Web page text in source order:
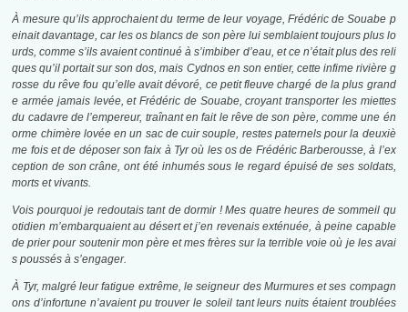
À mesure qu’ils approchaient du terme de leur voyage, Frédéric de Souabe p
einait davantage, car les os blancs de son père lui semblaient toujours plus lo
urds, comme s’ils avaient continué à s’imbiber d’eau, et ce n’était plus des reli
ques qu’il portait sur son dos, mais Cydnos en son entier, cette infime rivière g
rosse du rêve fou qu’elle avait dévoré, ce petit fleuve chargé de la plus grand
e armée jamais levée, et Frédéric de Souabe, croyant transporter les miettes
du cadavre de l’empereur, traînant en fait le rêve de son père, comme une én
orme chimère lovée en un sac de cuir souple, restes paternels pour la deuxiè
me fois et de déposer son faix à Tyr où les os de Frédéric Barberousse, à l’ex
ception de son crâne, ont été inhumés sous le regard épuisé de ses soldats,
morts et vivants.
Vois pourquoi je redoutais tant de dormir ! Mes quatre heures de sommeil qu
otidien m’embarquaient au désert et j’en revenais exténuée, à peine capable
de prier pour soutenir mon père et mes frères sur la terrible voie où je les avai
s poussés à s’engager.
À Tyr, malgré leur fatigue extrême, le seigneur des Murmures et ses compagn
ons d’infortune n’avaient pu trouver le soleil tant leurs nuits étaient troublées